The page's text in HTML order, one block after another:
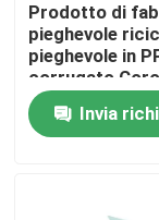
Su di noi
Visita alla
Prodotto di
pieghevole
pieghevole in
corrugato
in plastica Fruit
Vegetable Box
Invia